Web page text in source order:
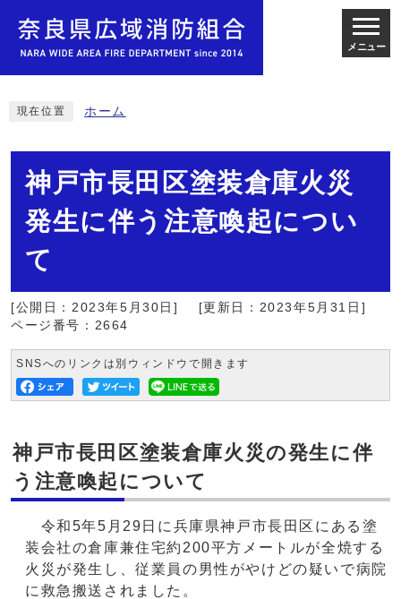
メニュー
現在位置 ホーム
神戸市長田区塗装倉庫火災
発生に伴う注意喚起につい
て
[公開日：2023年5月30日]
[更新日：2023年5月31日]
ページ番号：2664
SNSへのリンクは別ウィンドウで開きます
神戸市長田区塗装倉庫火災の発生に伴
う注意喚起について
令和5年5月29日に兵庫県神戸市長田区にある塗
装会社の倉庫兼住宅約200平方メートルが全焼する
火災が発生し、従業員の男性がやけどの疑いで病院
に救急搬送されました。